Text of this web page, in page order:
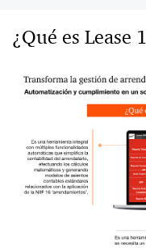
¿Qué es Lease